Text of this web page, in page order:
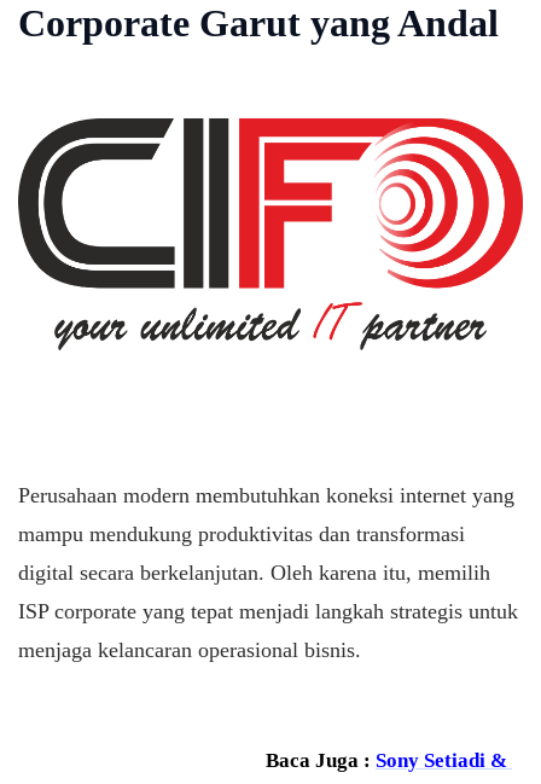
Corporate Garut yang Andal
Perusahaan modern membutuhkan koneksi internet yang
mampu mendukung produktivitas dan transformasi
digital secara berkelanjutan. Oleh karena itu, memilih
ISP corporate yang tepat menjadi langkah strategis untuk
menjaga kelancaran operasional bisnis.
Baca Juga : Sony Setiadi &